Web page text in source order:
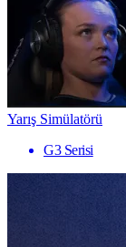
Yarış Simülatörü
G3 Serisi